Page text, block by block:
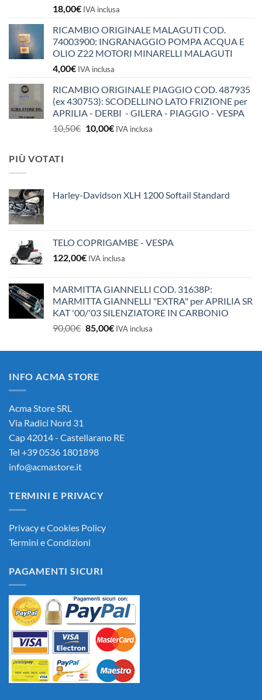
18,00€ IVA inclusa
RICAMBIO ORIGINALE MALAGUTI COD.
74003900: INGRANAGGIO POMPA ACQUA E
OLIO Z22 MOTORI MINARELLI MALAGUTI
4,00€ IVA inclusa
RICAMBIO ORIGINALE PIAGGIO COD. 487935
(ex 430753): SCODELLINO LATO FRIZIONE per
APRILIA - DERBI - GILERA - PIAGGIO - VESPA
10,50€ Il
10,00€IlIVA inclusa
PIÙ VOTATI
Harley-Davidson XLH 1200 Softail Standard
TELO COPRIGAMBE - VESPA
122,00€ IVA inclusa
MARMITTA GIANNELLI COD. 31638P:
MARMITTA GIANNELLI "EXTRA" per APRILIA SR
KAT '00/'03 SILENZIATORE IN CARBONIO
90,00€ Il
originale
90,00€.
85,00€Il
attuale
IVA inclusa
INFO ACMA STORE
Acma Store SRL
Via Radici Nord 31
Cap 42014 - Castellarano RE
Tel +39 0536 1801898
info@acmastore.it
TERMINI E PRIVACY
Privacy e Cookies Policy
Termini e Condizioni
PAGAMENTI SICURI